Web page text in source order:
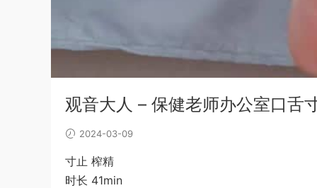
观音大人 – 保健老师办公室口舌
2024-03-09
寸止 榨精
时长 41min